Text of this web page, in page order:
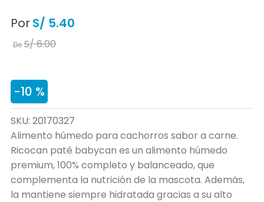
De S/6.00
PorS/ 5.40
-10 %
SKU: 20170327
Alimento húmedo para cachorros sabor a carne.
Ricocan paté babycan es un alimento húmedo
premium, 100% completo y balanceado, que
complementa la nutrición de la mascota. Además,
la mantiene siempre hidratada gracias a su alto